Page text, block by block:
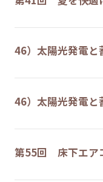
46）太陽光発電
46）太陽光発電
第55回 床下エア